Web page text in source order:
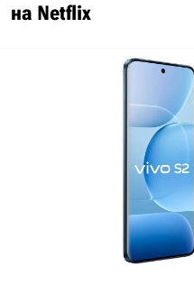
на Netflix